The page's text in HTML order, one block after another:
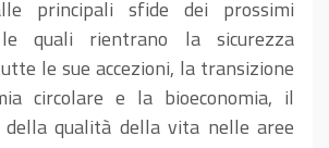
principali sfide dei prossimi
quali rientrano la sicurezza
le sue accezioni, la transizione
circolare e la bioeconomia, il
della qualità della vita nelle aree